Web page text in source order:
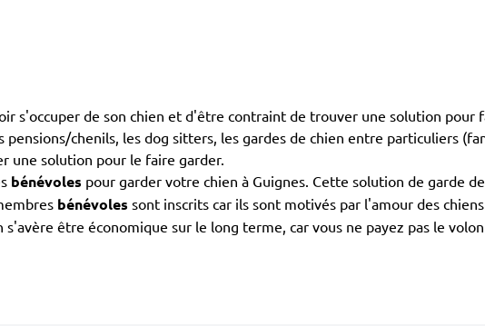
s'occuper de son chien et d'être contraint de trouver une solution
pensions/chenils, les dog sitters, les gardes de chien entre particuliers
une solution pour le faire garder.
bénévoles pour garder votre chien à Guignes. Cette solution de garde
bénévoles sont inscrits car ils sont motivés par l'amour des
être économique sur le long terme, car vous ne payez pas le